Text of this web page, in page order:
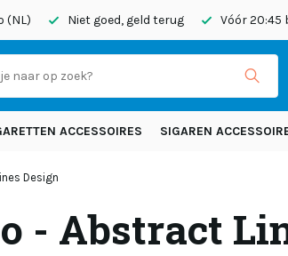
(NL) Niet goed, geld terug Vóór 20:45
ACCESSOIRES SIGAREN
Design
- Abstract